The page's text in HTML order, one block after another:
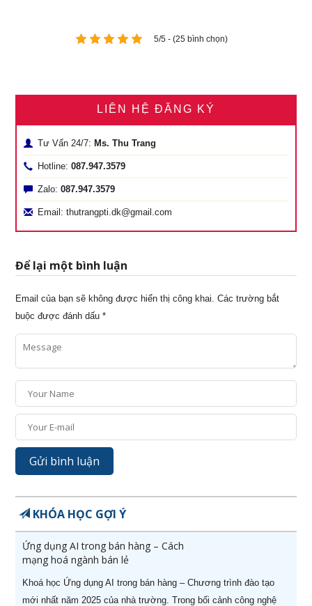
5/5 - (25 bình chọn)
LIÊN HỆ ĐĂNG KÝ
Tư Vấn 24/7:Ms. Thu Trang
Hotline:087.947.3579
Zalo:087.947.3579
Email: thutrangpti.dk@gmail.com
Để lại một bình luận
Email của bạn sẽ không được hiển thị công khai.
Các trường bắt
buộc được đánh dấu*
KHÓA HỌC GỢI Ý
Ứng dụng AI trong bán hàng – Cách
mạng hoá ngành bán lẻ
Khoá học Ứng dụng AI trong bán hàng – Chương trình đào tạo
mới nhất năm 2025 của nhà trường. Trong bối cảnh công nghệ